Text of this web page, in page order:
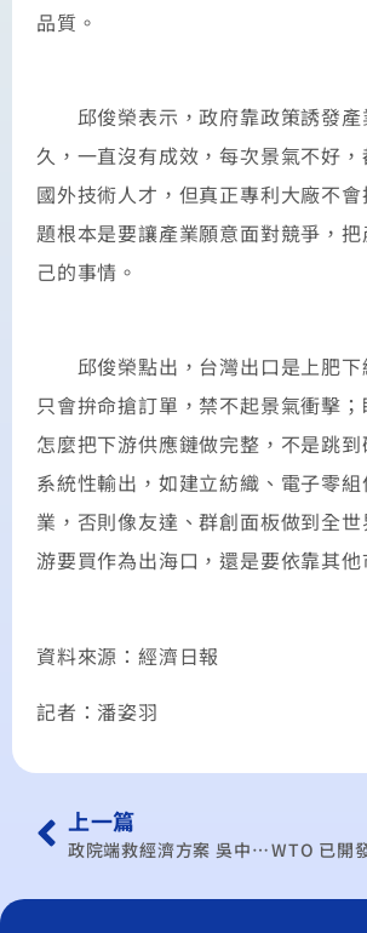
品質。
邱俊榮表示，政府靠政策誘發產
久，一直沒有成效，每次景氣不好
國外技術人才，但真正專利大廠不
題根本是要讓產業願意面對競爭，
己的事情。
邱俊榮點出，台灣出口是上肥下
只會拚命搶訂單，禁不起景氣衝擊
怎麼把下游供應鏈做完整，不是跳
系統性輸出，如建立紡織、電子零
業，否則像友達、群創面板做到全
游要買作為出海口，還是要依靠其他
資料來源：經濟日報
記者：潘姿羽
上一篇
政院端救經濟方案 吳中書：效益不大